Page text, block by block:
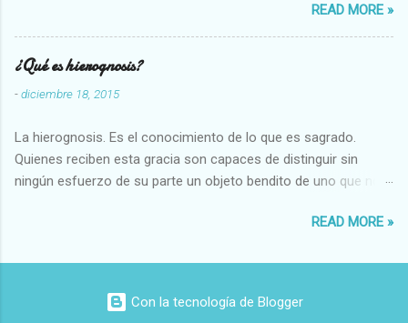
Abundante-Escaso,etc 2 VITALES Sano-Enfermo Selecto-
Vulgar Enérgico-Inerte Fuerte-Débil,etc. 3 ESPIRITUALES a)
Intelectuales Conocimiento-Error Exacto-Aproximado
Evidente-Probable,etc b) Morales Bueno-malo Bondadoso-
malvado Justo-Injusto Escrupuloso-Relajado Leal-Desleal,etc.
Armonioso-Inarmonioso 4 RELIGIOSOS Santo-Pr...
READ MORE »
¿Qué es hierognosis?
-diciembre 18, 2015
La hierognosis. Es el conocimiento de lo que es sagrado.
Quienes reciben esta gracia son capaces de distinguir sin
ningún esfuerzo de su parte un objeto bendito de uno que no
READ MORE »
Con la tecnología de Blogger